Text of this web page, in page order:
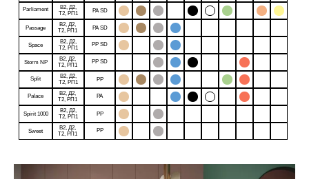
Storm NP
Space
В2, Д2,
Т2, РП1
В2, Д2,
Т2, РП1
PP SD
PP SD
Parliament
В2, Д2,
Т2, РП1
В2, Д2,
Т2, РП1
PA SD
PA SD
Passage
Sweet
Spirit 1000
В2, Д2,
Т2, РП1
В2, Д2,
Т2, РП1
PP
PP
Split
В2, Д2,
Т2, РП1
В2, Д2,
Т2, РП1
PA
Palace
PP